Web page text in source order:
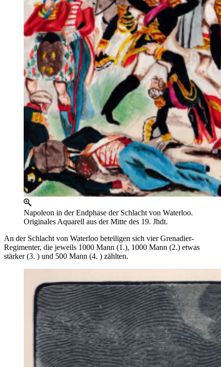
Napoleon in der Endphase der Schlacht von Waterloo.
Originales Aquarell aus der Mitte des 19. Jhdt.
An der Schlacht von Waterloo beteiligen sich vier Grenadier-
Regimenter, die jeweils 1000 Mann (1.), 1000 Mann (2.) etwas
stärker (3. ) und 500 Mann (4. ) zählten.